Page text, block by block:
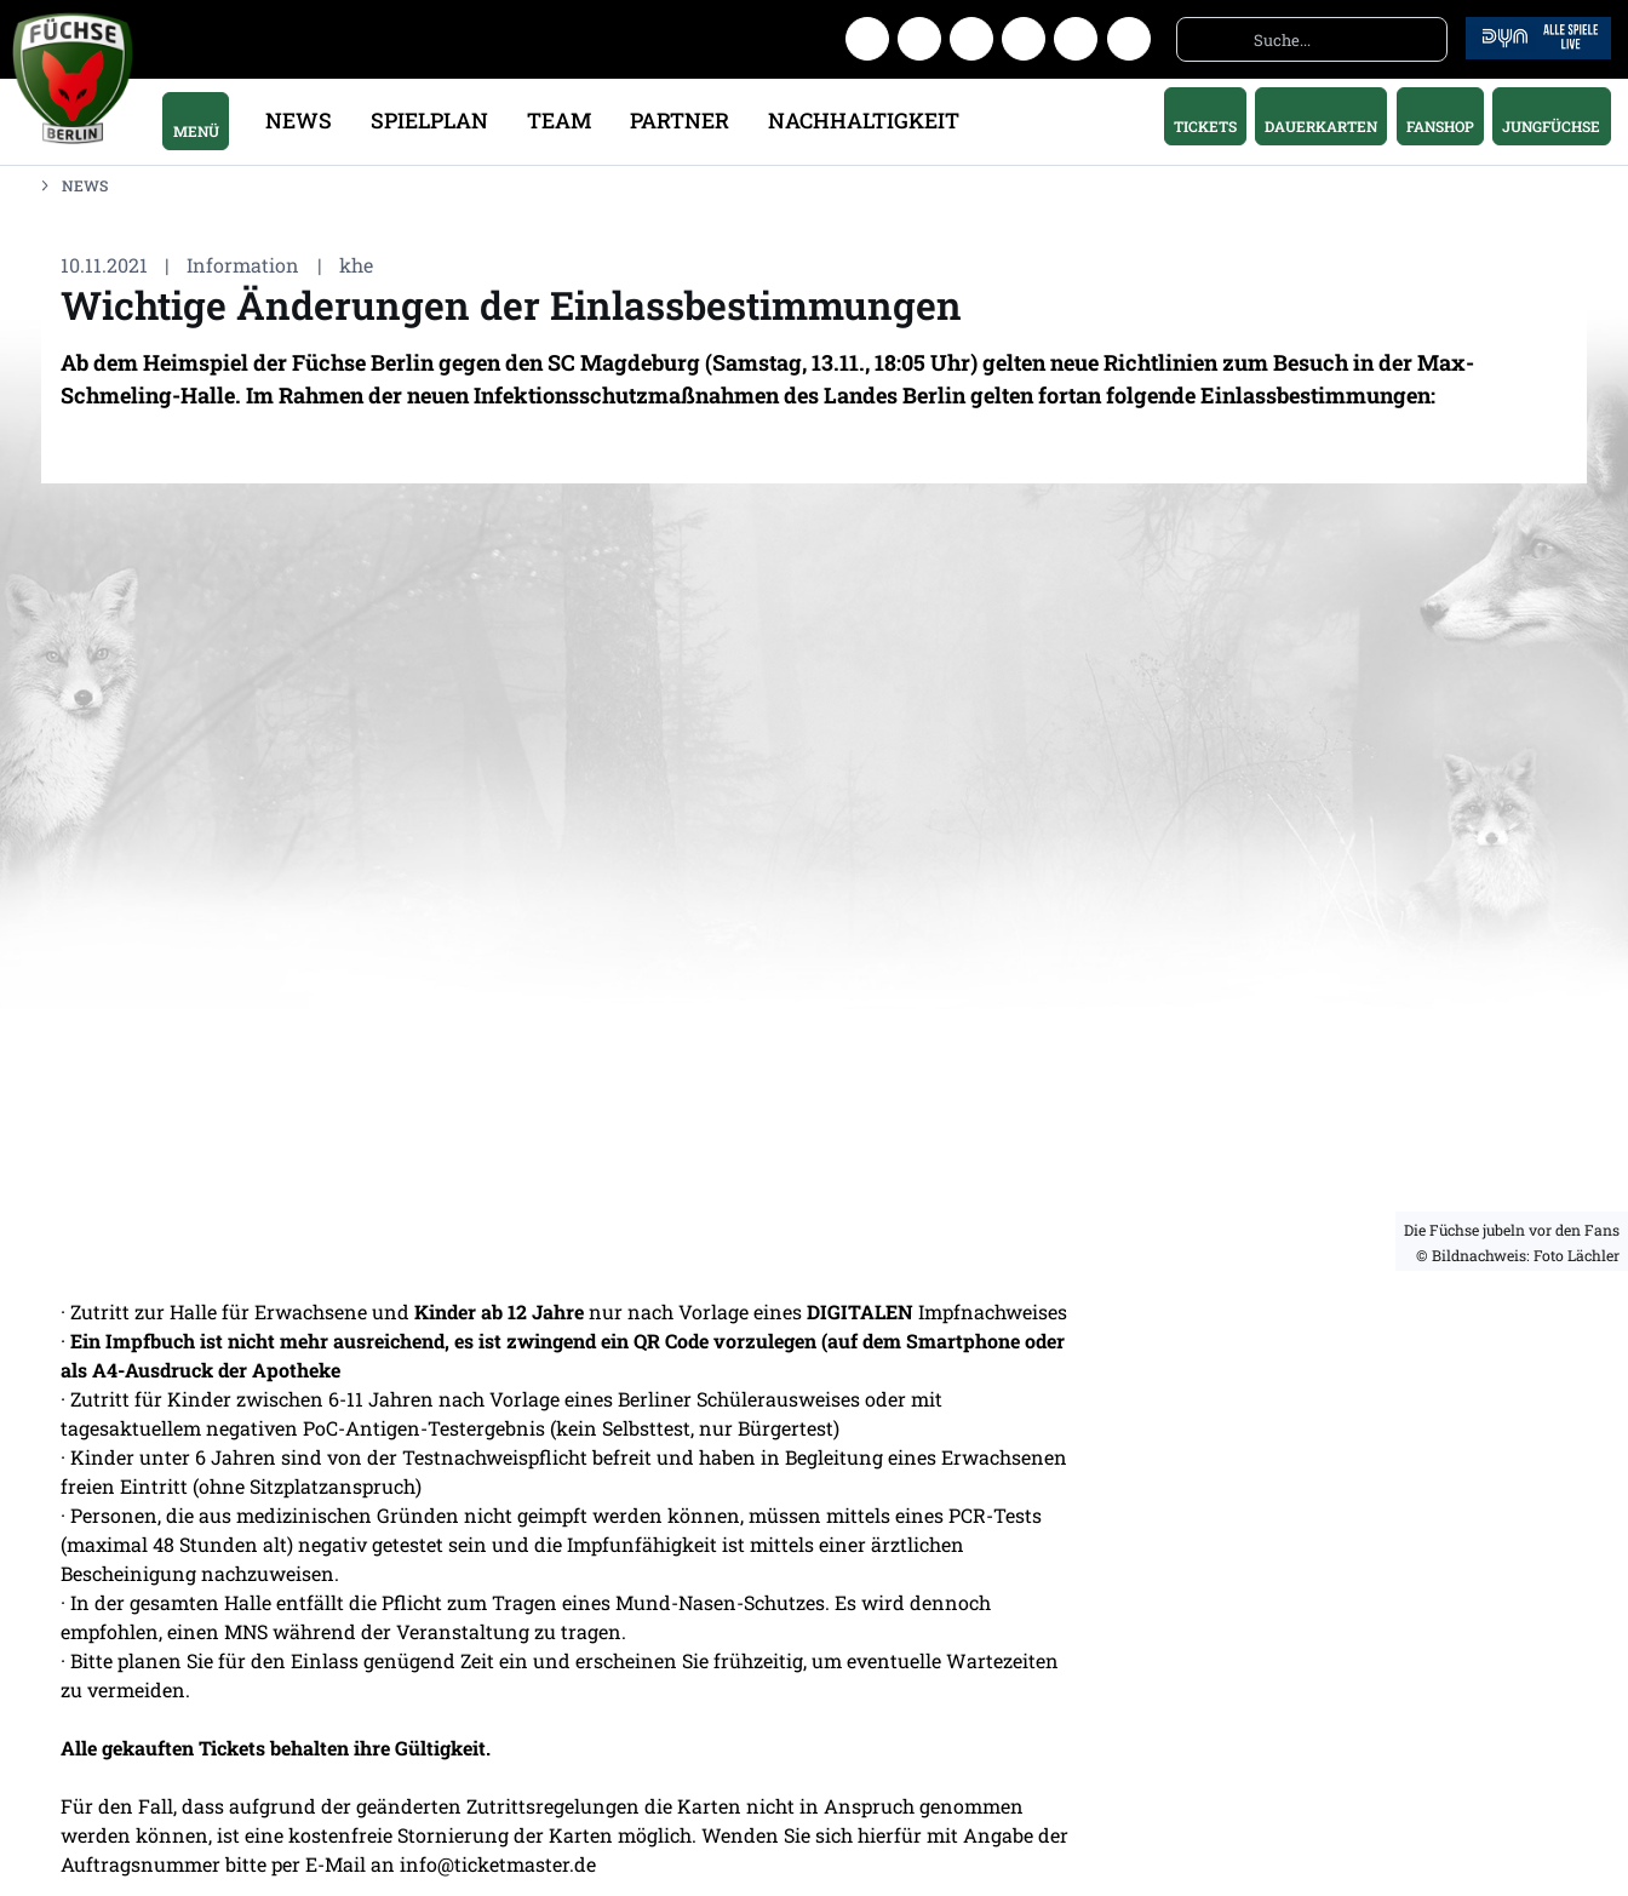
MENÜ NEWS SPIELPLAN TEAM PARTNER NACHHALTIGKEIT TICKETS DAUERKARTEN FANSHOP JUNGFÜCHSE
NEWS
10.11.2021 | Information | khe
Wichtige Änderungen der Einlassbestimmungen
Ab dem Heimspiel der Füchse Berlin gegen den SC Magdeburg (Samstag, 13.11., 18:05 Uhr) gelten neue Richtlinien zum Besuch in der Max-
Schmeling-Halle. Im Rahmen der neuen Infektionsschutzmaßnahmen des Landes Berlin gelten fortan folgende Einlassbestimmungen:
Die Füchse jubeln vor den Fans
© Bildnachweis: Foto Lächler
· Zutritt zur Halle für Erwachsene und Kinder ab 12 Jahrenur nach Vorlage einesDIGITALENImpfnachweises
· Ein Impfbuch ist nicht mehr ausreichend, es ist zwingend ein QR Code vorzulegen (auf dem Smartphone oder
als A4-Ausdruck der Apotheke
· Zutritt für Kinder zwischen 6-11 Jahren nach Vorlage eines Berliner Schülerausweises oder mit
tagesaktuellem negativen PoC-Antigen-Testergebnis (kein Selbsttest, nur Bürgertest)
· Kinder unter 6 Jahren sind von der Testnachweispflicht befreit und haben in Begleitung eines Erwachsenen
freien Eintritt (ohne Sitzplatzanspruch)
· Personen, die aus medizinischen Gründen nicht geimpft werden können, müssen mittels eines PCR-Tests
(maximal 48 Stunden alt) negativ getestet sein und die Impfunfähigkeit ist mittels einer ärztlichen
Bescheinigung nachzuweisen.
· In der gesamten Halle entfällt die Pflicht zum Tragen eines Mund-Nasen-Schutzes. Es wird dennoch
empfohlen, einen MNS während der Veranstaltung zu tragen.
· Bitte planen Sie für den Einlass genügend Zeit ein und erscheinen Sie frühzeitig, um eventuelle Wartezeiten
zu vermeiden.
Alle gekauften Tickets behalten ihre Gültigkeit.
Für den Fall, dass aufgrund der geänderten Zutrittsregelungen die Karten nicht in Anspruch genommen
werden können, ist eine kostenfreie Stornierung der Karten möglich. Wenden Sie sich hierfür mit Angabe der
Auftragsnummer bitte per E-Mail an info@ticketmaster.de